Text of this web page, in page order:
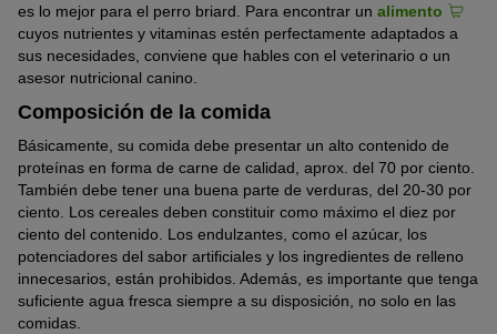
es lo mejor para el perro briard. Para encontrar un alimento
cuyos nutrientes y vitaminas estén perfectamente adaptados a
sus necesidades, conviene que hables con el veterinario o un
asesor nutricional canino.
Composición de la comida
Básicamente, su comida debe presentar un alto contenido de
proteínas en forma de carne de calidad, aprox. del 70 por ciento.
También debe tener una buena parte de verduras, del 20-30 por
ciento. Los cereales deben constituir como máximo el diez por
ciento del contenido. Los endulzantes, como el azúcar, los
potenciadores del sabor artificiales y los ingredientes de relleno
innecesarios, están prohibidos. Además, es importante que tenga
suficiente agua fresca siempre a su disposición, no solo en las
comidas.